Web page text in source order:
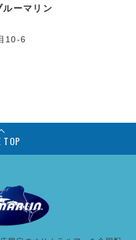
ルーマリン
10-6
TOP